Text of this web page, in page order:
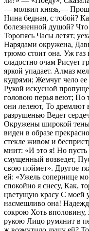
— молвил князь,—
Нина бедная, с тобой?
болезненной душой?
Торопясь Часы летят;
Нарядами окружена,
трюмо стоит она. Уж газ
сладостно очам Рисует
яркой упадает. Алмаз
кудрями; Жемчуг чело
Рукой искусной
головою перья веют; По
они лелеют, То дремлют
разрушенью Ведет
Окружены широкой
виден в образе
стекле живом и
мнит: «И это я! Но
смущенный возведет,
свою поймет». Другое
ей: «Ужель сопернице
спокойно я снесу, Как,
цветущую красу С моей
насмешливо она!
сокрою Хоть вполовину,
рукою Лицо румянит в